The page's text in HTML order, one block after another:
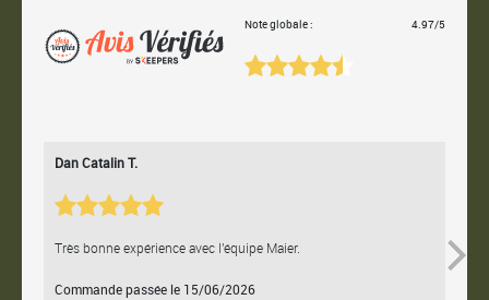
Note globale : 4.97/5
Dan Catalin T.
Très bonne expérience avec l'équipe Maier.
Commande passée le 15/06/2026